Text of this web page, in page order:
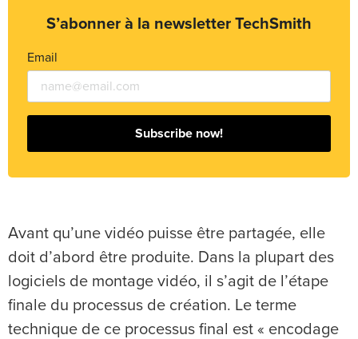
S’abonner à la newsletter TechSmith
Email
Subscribe now!
Avant qu’une vidéo puisse être partagée, elle
doit d’abord être produite. Dans la plupart des
logiciels de montage vidéo, il s’agit de l’étape
finale du processus de création. Le terme
technique de ce processus final est « encodage